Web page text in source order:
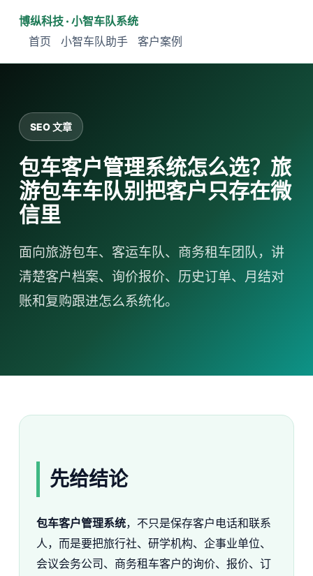
博纵科技 · 小智车队系统
首页
小智车队助手 客户案例
SEO 文章
包车客户管理系统怎么选？旅
游包车车队别把客户只存在微
信里
面向旅游包车、客运车队、商务租车团队，讲
清楚客户档案、询价报价、历史订单、月结对
账和复购跟进怎么系统化。
先给结论
包车客户管理系统，不只是保存客户电话和联系
人，而是要把旅行社、研学机构、企事业单位、
会议会务公司、商务租车客户的询价、报价、订